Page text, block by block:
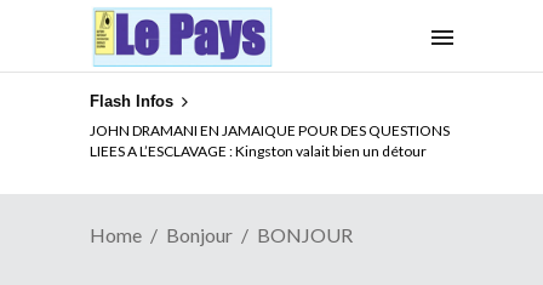
Flash Infos
JOHN DRAMANI EN JAMAIQUE POUR DES QUESTIONS
LIEES A L’ESCLAVAGE : Kingston valait bien un détour
Home Bonjour BONJOUR